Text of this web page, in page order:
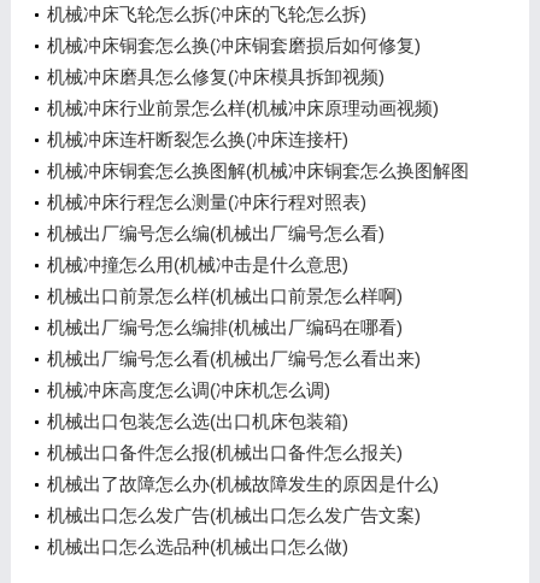
机械冲床飞轮怎么拆(冲床的飞轮怎么拆)
机械冲床铜套怎么换(冲床铜套磨损后如何修复)
机械冲床磨具怎么修复(冲床模具拆卸视频)
机械冲床行业前景怎么样(机械冲床原理动画视频)
机械冲床连杆断裂怎么换(冲床连接杆)
机械冲床铜套怎么换图解(机械冲床铜套怎么换图解图
片)
机械冲床行程怎么测量(冲床行程对照表)
机械出厂编号怎么编(机械出厂编号怎么看)
机械冲撞怎么用(机械冲击是什么意思)
机械出口前景怎么样(机械出口前景怎么样啊)
机械出厂编号怎么编排(机械出厂编码在哪看)
机械出厂编号怎么看(机械出厂编号怎么看出来)
机械冲床高度怎么调(冲床机怎么调)
机械出口包装怎么选(出口机床包装箱)
机械出口备件怎么报(机械出口备件怎么报关)
机械出了故障怎么办(机械故障发生的原因是什么)
机械出口怎么发广告(机械出口怎么发广告文案)
机械出口怎么选品种(机械出口怎么做)